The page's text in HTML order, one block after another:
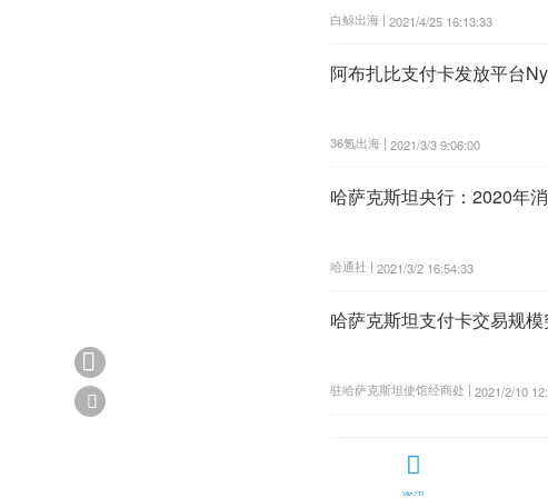
白鲸出海 | 2021/4/25 16:13:33
阿布扎比支付卡发放平台
36氪出海 | 2021/3/3 9:06:00
哈萨克斯坦央行：2020年
哈通社 | 2021/3/2 16:54:33
哈萨克斯坦支付卡交易规
驻哈萨克斯坦使馆经商处 | 2021/2/10


